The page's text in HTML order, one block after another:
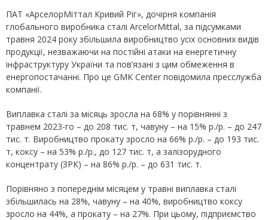
ПАТ «АрселорМіттал Кривий Ріг», дочірня компанія
глобального виробника сталі ArcelorMittal, за підсумками
травня 2024 року збільшила виробництво усіх основних видів
продукції, незважаючи на постійні атаки на енергетичну
інфраструктуру України та пов’язані з цим обмеження в
енергопостачанні. Про це GMK Center повідомила пресслужба
компанії.
Виплавка сталі за місяць зросла на 68% у порівнянні з
травнем 2023-го – до 208 тис. т, чавуну – на 15% р./р. – до 247
тис. т. Виробництво прокату зросло на 66% р./р. – до 193 тис.
т, коксу – на 53% р./р., до 127 тис. т, а залізорудного
концентрату (ЗРК) – на 86% р./р. – до 631 тис. т.
Порівняно з попереднім місяцем у травні виплавка сталі
збільшилась на 28%, чавуну – на 40%, виробництво коксу
зросло на 44%, а прокату – на 27%. При цьому, підприємство